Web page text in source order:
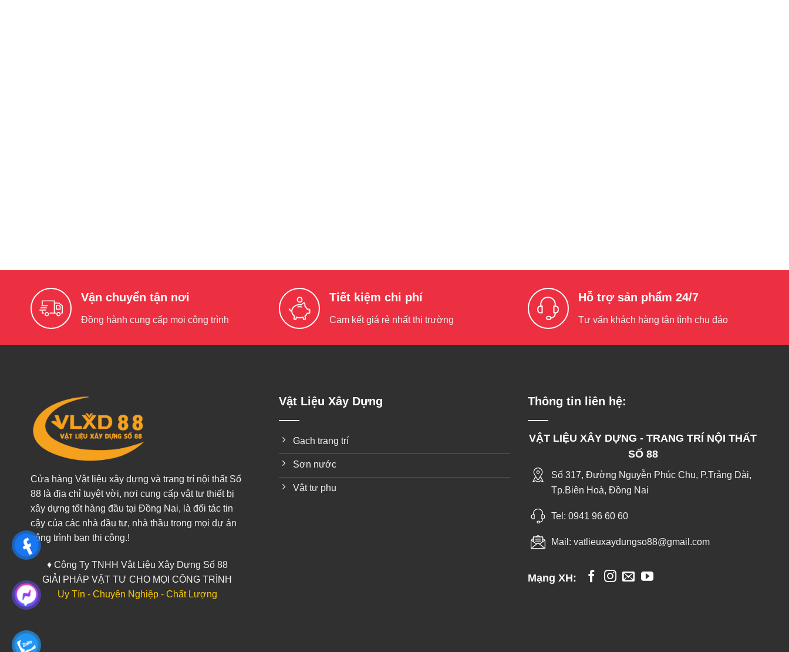
Vận chuyển tận nơi
Đồng hành cung cấp mọi công trình
Tiết kiệm chi phí
Cam kết giá rẻ nhất thị trường
Hỗ trợ sản phẩm 24/7
Tư vấn khách hàng tận tình chu đáo
Cửa hàng Vật liệu xây dựng và trang trí nội thất Số
88 là địa chỉ tuyệt vời, nơi cung cấp vật tư thiết bị
xây dựng tốt hàng đầu tại Đồng Nai, là đối tác tin
cậy của các nhà đầu tư, nhà thầu trong mọi dự án
công trình bạn thi công.!
♦ Công Ty TNHH Vật Liệu Xây Dựng Số 88
GIẢI PHÁP VẬT TƯ CHO MỌI CÔNG TRÌNH
Uy Tín - Chuyên Nghiệp - Chất Lượng
Vật Liệu Xây Dựng
Gạch trang trí
Sơn nước
Vật tư phụ
Thông tin liên hệ:
VẬT LIỆU XÂY DỰNG - TRANG TRÍ NỘI THẤT
SỐ 88
Số 317, Đường Nguyễn Phúc Chu, P.Trảng Dài,
Tp.Biên Hoà, Đồng Nai
Tel: 0941 96 60 60
Mail: vatlieuxaydungso88@gmail.com
Mạng XH: